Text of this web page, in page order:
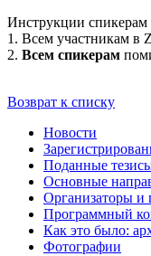
Инструкции спикерам
1. Всем участникам в
2. Всем спикерам
Возврат к списку
Новости
Поданные
Основные
Организаторы и
Программный
Как это было:
Фотографии